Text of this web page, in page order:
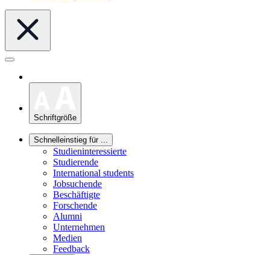
Schriftgröße
Schnelleinstieg für ...
Studieninteressierte
Studierende
International students
Jobsuchende
Beschäftigte
Forschende
Alumni
Unternehmen
Medien
Feedback